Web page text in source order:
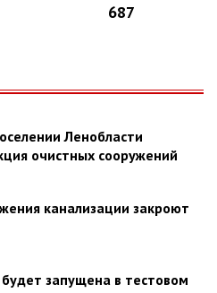
687
Ленобласти
очистных сооружений
канализации закроют
запущена в тестовом